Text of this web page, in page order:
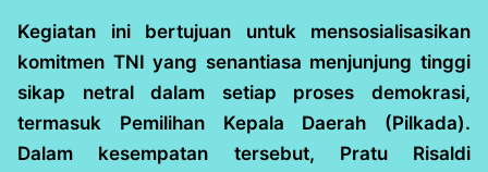
Kegiatan ini bertujuan untuk mensosialisasikan
komitmen TNI yang senantiasa menjunjung tinggi
sikap netral dalam setiap proses demokrasi,
termasuk Pemilihan Kepala Daerah (Pilkada).
Dalam kesempatan tersebut, Pratu Risaldi